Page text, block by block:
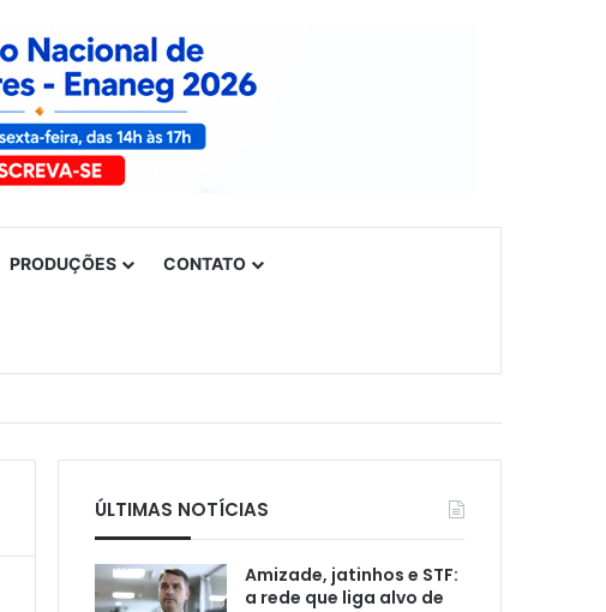
PRODUÇÕES CONTATO
ÚLTIMAS NOTÍCIAS
Amizade, jatinhos e STF:
a rede que liga alvo de